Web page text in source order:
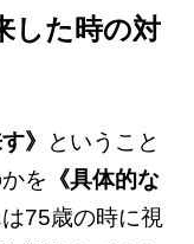
した時の対
》
ということ
を 《具体的な
75歳の時に視